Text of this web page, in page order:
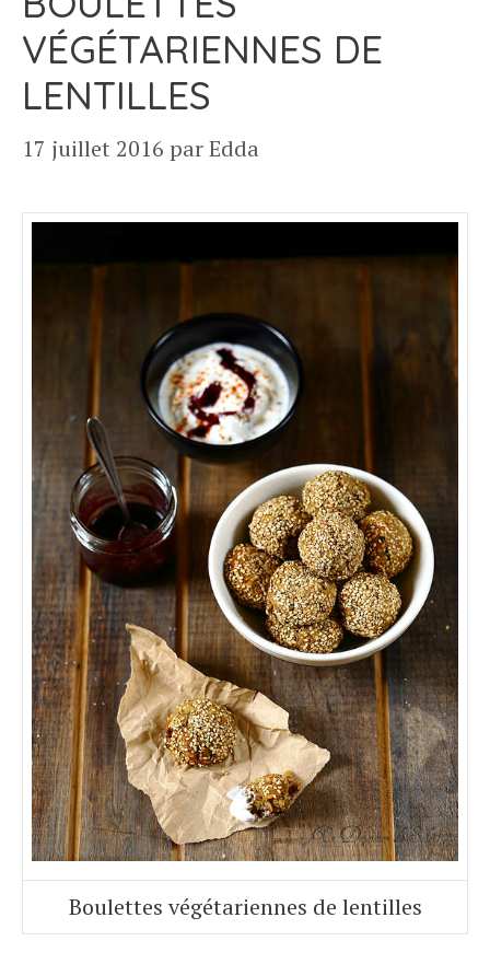
VÉGÉTARIENNES DE
LENTILLES
17 juillet 2016 parEdda
Boulettes végétariennes de lentilles